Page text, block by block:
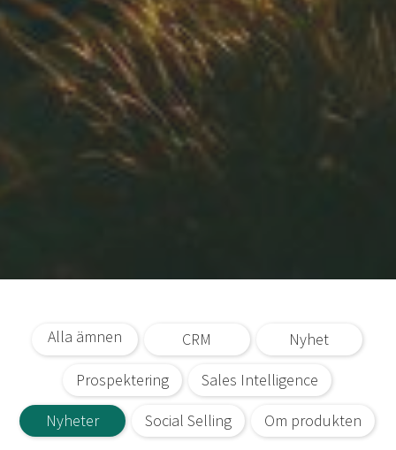
Alla ämnen CRM
Nyhet
Prospektering
Sales Intelligence
Nyheter
Social Selling Om produkten